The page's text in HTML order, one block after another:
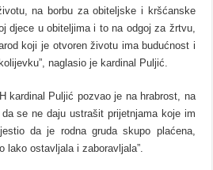
na borbu za obiteljske i kršćanske
djece u obiteljima i to na odgoj za žrtvu,
koji je otvoren životu ima budućnost i
naglasio je kardinal Puljić.
kardinal Puljić pozvao je na hrabrost, na
se ne daju ustrašit prijetnjama koje im
da je rodna gruda skupo plaćena,
lako ostavljala i zaboravljala”.